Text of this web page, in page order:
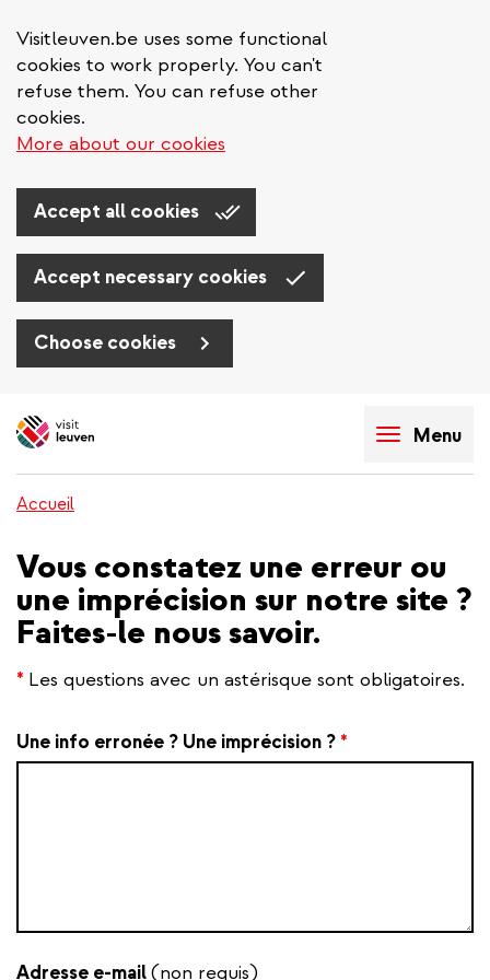
Visitleuven.be uses some functional
cookies to work properly. You can't
refuse them. You can refuse other
cookies.
More about our cookies
Accept all cookies
Accept necessary cookies
Choose cookies
au
Menu
Accueil
Vous constatez une erreur ou
une imprécision sur notre site ?
Faites-le nous savoir.
* Les questions avec un astérisque sont obligatoires.
Une info erronée ? Une imprécision ? *
Adresse e-mail(non requis)